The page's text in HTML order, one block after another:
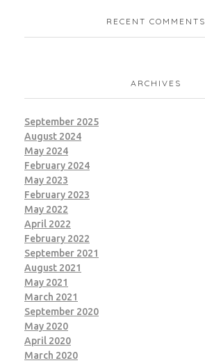
RECENT COMMENTS
ARCHIVES
September 2025
August 2024
May 2024
February 2024
May 2023
February 2023
May 2022
April 2022
February 2022
September 2021
August 2021
May 2021
March 2021
September 2020
May 2020
April 2020
March 2020